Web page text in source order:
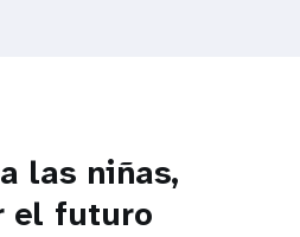
las niñas,
el futuro